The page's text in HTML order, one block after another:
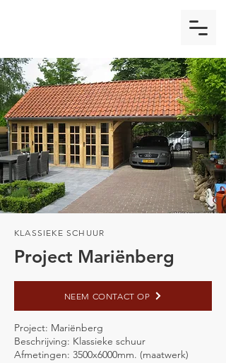
KLASSIEKE SCHUUR
Project Mariënberg
NEEM CONTACT OP
Project: Mariënberg
Beschrijving: Klassieke schuur
Afmetingen: 3500x6000mm. (maatwerk)